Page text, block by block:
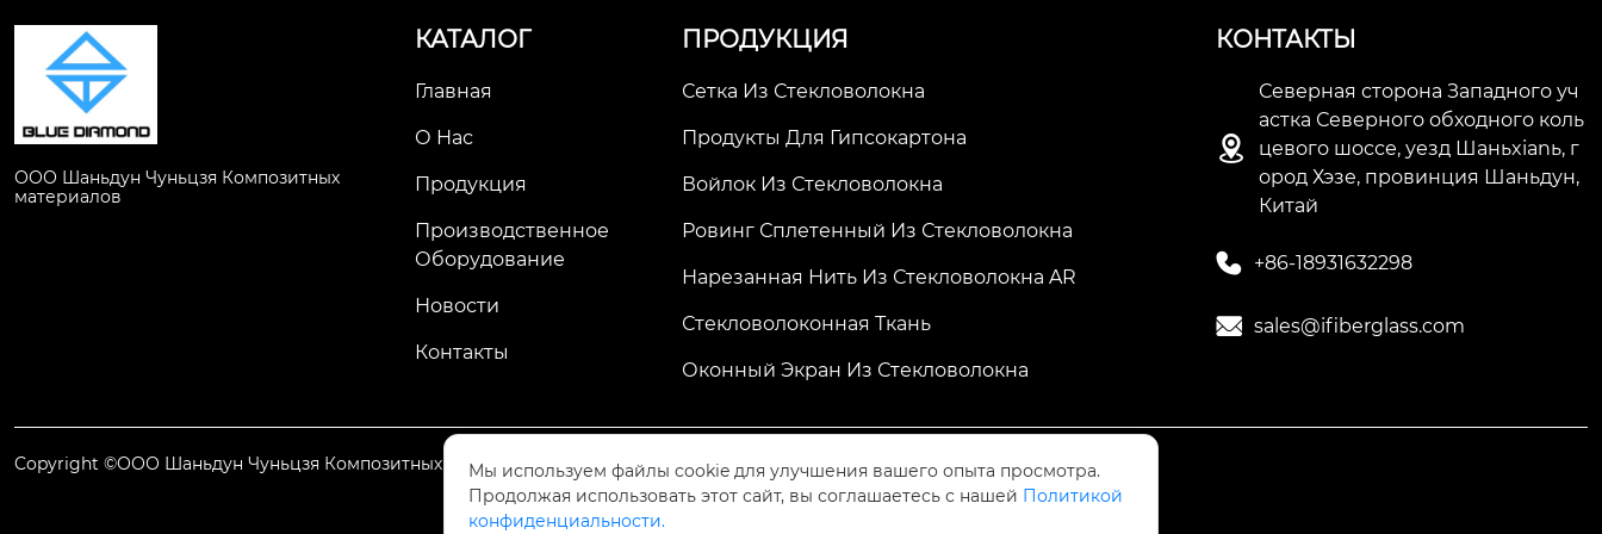
ООО Шаньдун Чуньцзя Композитных
материалов
КАТАЛОГ
Главная
О Нас
Продукция
Производственное
Оборудование
Новости
Контакты
ПРОДУКЦИЯ
Сетка Из Стекловолокна
Продукты Для Гипсокартона
Войлок Из Стекловолокна
Ровинг Сплетенный Из Стекловолокна
Нарезанная Нить Из Стекловолокна AR
Стекловолоконная Ткань
Оконный Экран Из Стекловолокна
КОНТАКТЫ

Северная сторона Западного уч
астка Северного обходного коль
цевого шоссе, уезд Шаньxianь, г
ород Хэзе, провинция Шаньдун,
Китай
 +86-18931632298
 sales@ifiberglass.com
Copyright ©ООО Шаньдун Чуньцзя Композитных материаловМы используем файлы cookie для улучшения вашего опыта просмотра.
Продолжая использовать этот сайт, вы соглашаетесь с нашей Политикой
конфиденциальности.